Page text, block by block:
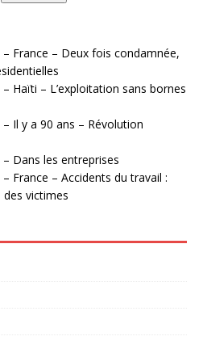
France – Deux fois condamnée,
Haïti – L’exploitation sans bornes
Il y a 90 ans – Révolution
Dans les entreprises
France – Accidents du travail :
victimes